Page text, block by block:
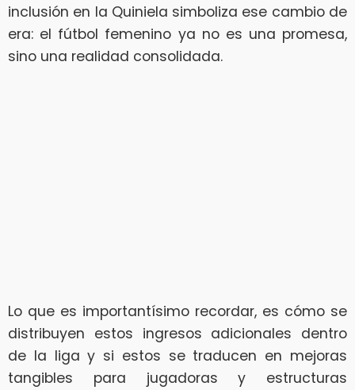
inclusión en la Quiniela simboliza ese cambio de
era: el fútbol femenino ya no es una promesa,
sino una realidad consolidada.
Lo que es importantísimo recordar, es cómo se
distribuyen estos ingresos adicionales dentro
de la liga y si estos se traducen en mejoras
tangibles para jugadoras y estructuras